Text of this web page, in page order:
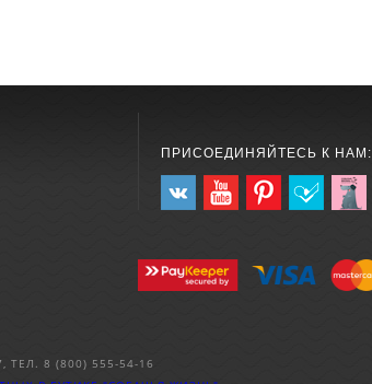
ПРИСОЕДИНЯЙТЕСЬ К НАМ:
ТЕЛ. 8 (800) 555-54-16